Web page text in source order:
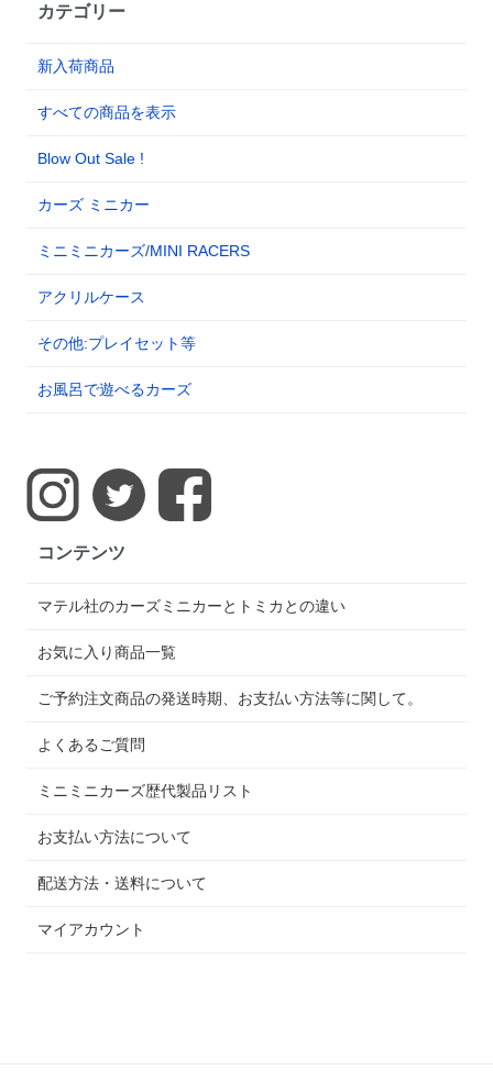
カテゴリー
新入荷商品
すべての商品を表示
Blow Out Sale !
カーズ ミニカー
ミニミニカーズ/MINI RACERS
アクリルケース
その他:プレイセット等
お風呂で遊べるカーズ
コンテンツ
マテル社のカーズミニカーとトミカとの違い
お気に入り商品一覧
ご予約注文商品の発送時期、お支払い方法等に関して。
よくあるご質問
ミニミニカーズ歴代製品リスト
お支払い方法について
配送方法・送料について
マイアカウント